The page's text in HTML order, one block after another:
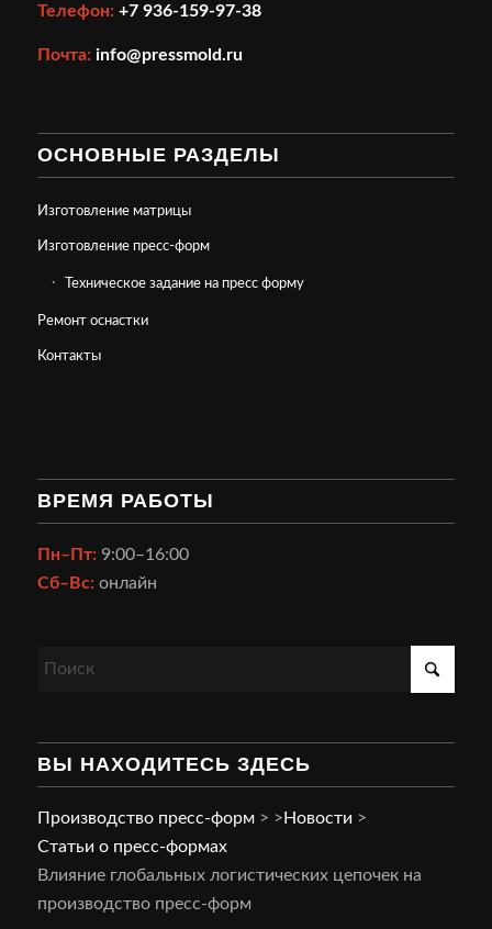
Телефон: +7 936-159-97-38
Почта: info@pressmold.ru
ОСНОВНЫЕ РАЗДЕЛЫ
Изготовление матрицы
Изготовление пресс-форм
Техническое задание на пресс форму
Ремонт оснастки
Контакты
ВРЕМЯ РАБОТЫ
Пн–Пт:9:00–16:00
Сб–Вс:онлайн
ВЫ НАХОДИТЕСЬ ЗДЕСЬ
Производство пресс-форм>
Статьи о пресс-формах
>Новости >
Влияние глобальных логистических цепочек на
производство пресс-форм